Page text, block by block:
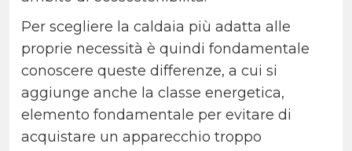
Per scegliere la caldaia più adatta alle
proprie necessità è quindi fondamentale
conoscere queste differenze, a cui si
aggiunge anche la classe energetica,
elemento fondamentale per evitare di
acquistare un apparecchio troppo